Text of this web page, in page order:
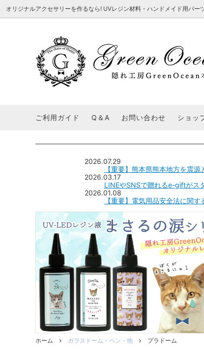
オリジナルアクセサリーを作るなら! UVレジン材料・ハンドメイド用パー
2026謎福袋
ストーン・ビジュー
キーホルダー基礎パーツ
ガラスドーム・ペン・他
販売用資材・背景紙
★8/3更新 新商品★ ★7/
★7/3更新 新商品★
★今これが買い！イチオシアイテム★
【UV-
★ス
★猫モールド＆パーツ特集★
＃お
＃レジン液迷ったらコレ！
＃初
＃文字・数字モールド
＃シ
＃つくってみたい！
2023
2025福袋のレフィル売り場
季節
★手作りドロップシール特集★
★し
★ゆうパケ送料無料★1000円均一
★すみ
■本店で買うとこんないいこと■ Ｑ＆
コンテスト結果発表 - 一覧
カラリー大辞典 シー
ふにゃふにゃ動く、謎の生き物を作ってみ
表
ご利用ガイド Q＆A お問い合わせ ショッ
2026.07.29
【重要】熊本県熊本地方を震
2026.03.17
LINEやSNSで贈れるe-giftがス
2026.01.08
【重要】電気用品安全法に関
ホーム ガラスドーム・ペン・他 プラドーム